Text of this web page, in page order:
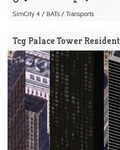
SimCity 4 / BATs / Transports
Tcg Palace Tower Resident